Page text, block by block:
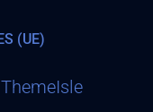
(UE)
ThemeIsle